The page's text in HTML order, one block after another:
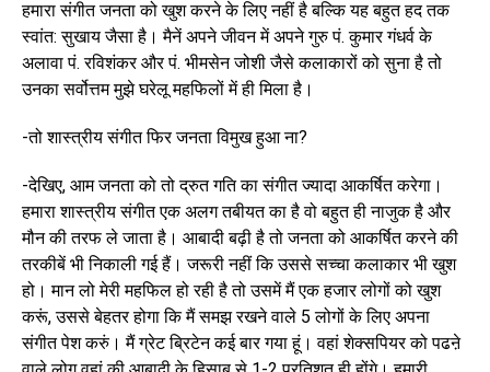
हमारा संगीत जनता को खुश करने के लिए नहीं है बल्कि यह बहुत हद तक
स्वांत: सुखाय जैसा है। मैनें अपने जीवन में अपने गुरु पं. कुमार गंधर्व के
अलावा पं. रविशंकर और पं. भीमसेन जोशी जैसे कलाकारों को सुना है तो
उनका सर्वोत्तम मुझे घरेलू महफिलों में ही मिला है।
-तो शास्त्रीय संगीत फिर जनता विमुख हुआ ना?
-देखिए, आम जनता को तो द्रुत गति का संगीत ज्यादा आकर्षित करेगा।
हमारा शास्त्रीय संगीत एक अलग तबीयत का है वो बहुत ही नाजुक है और
मौन की तरफ ले जाता है। आबादी बढ़ी है तो जनता को आकर्षित करने की
तरकीबें भी निकाली गई हैं। जरूरी नहीं कि उससे सच्चा कलाकार भी खुश
हो। मान लो मेरी महफिल हो रही है तो उसमें मैं एक हजार लोगों को खुश
करूं, उससे बेहतर होगा कि मैं समझ रखने वाले 5 लोगों के लिए अपना
संगीत पेश करुं। मैं ग्रेट ब्रिटेन कई बार गया हूं। वहां शेक्सपियर को पढऩे